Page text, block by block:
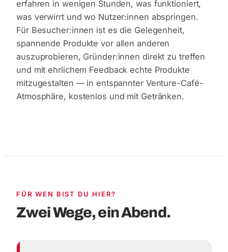
erfahren in wenigen Stunden, was funktioniert,
was verwirrt und wo Nutzer:innen abspringen.
Für Besucher:innen ist es die Gelegenheit,
spannende Produkte vor allen anderen
auszuprobieren, Gründer:innen direkt zu treffen
und mit ehrlichem Feedback echte Produkte
mitzugestalten — in entspannter Venture-Café-
Atmosphäre, kostenlos und mit Getränken.
FÜR WEN BIST DU HIER?
Zwei Wege, ein Abend.